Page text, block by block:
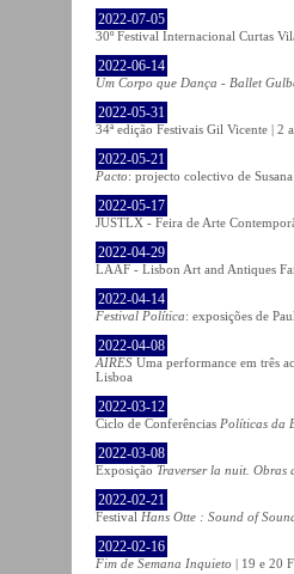
2022-07-05
30º Festival Internacional Curtas
2022-06-14
Um Corpo que Dança - Ballet
2022-05-31
34ª edição Festivais Gil Vicente | 2
2022-05-21
Pacto: projecto colectivo de
2022-05-17
JUSTLX - Feira de Arte
2022-04-29
LAAF - Lisbon Art and Antiques
2022-04-14
Festival Política: exposições de
2022-04-08
AIRES Uma performance em três
Lisboa
2022-03-12
Ciclo de Conferências Políticas da
2022-03-08
Exposição Traverser la nuit. Obras
2022-02-21
Festival Hans Otte : Sound of
2022-02-16
Fim de Semana Inquieto | 19 e 20